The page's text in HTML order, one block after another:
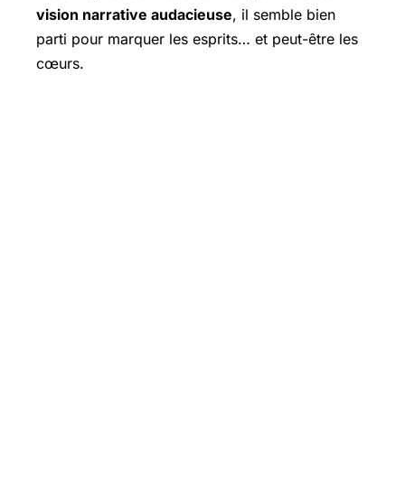
vision narrative audacieuse, il semble bien
parti pour marquer les esprits… et peut-être les
cœurs.